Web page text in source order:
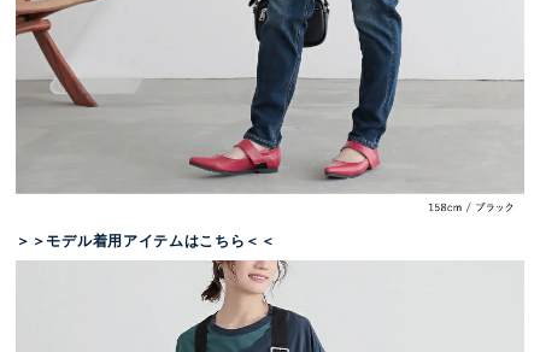
＞＞モデル着用アイテムはこちら＜＜